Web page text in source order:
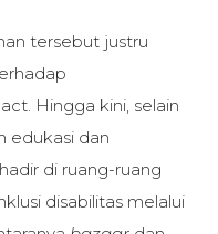
tersebut justru
Hingga kini, selain
edukasi dan
di ruang-ruang
disabilitas melalui